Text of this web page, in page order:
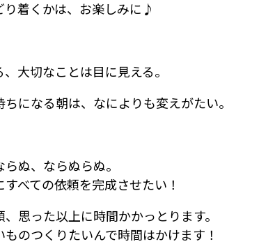
り着くかは、お楽しみに♪
大切なことは目に見える。
ちになる朝は、なによりも変えがたい。
ぬ、ならぬらぬ。
べての依頼を完成させたい！
思った以上に時間かかっとります。
ものつくりたいんで時間はかけます！